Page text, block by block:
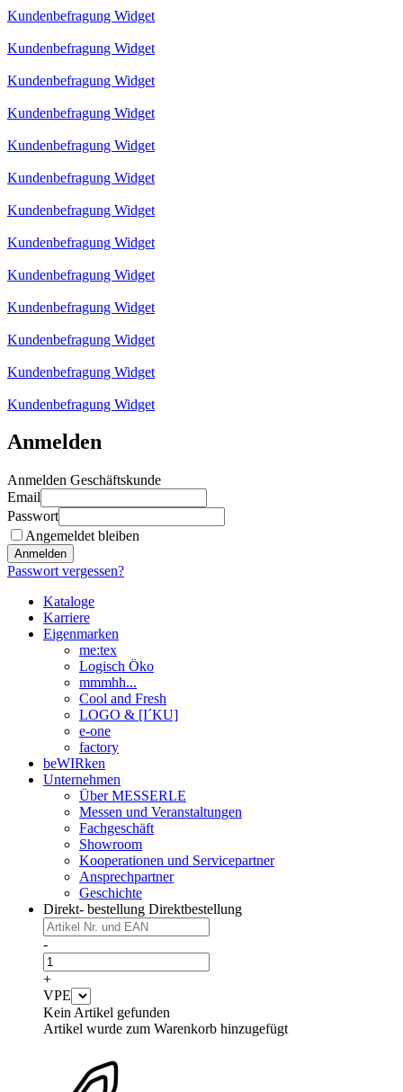
Kundenbefragung Widget
Kundenbefragung Widget
Kundenbefragung Widget
Kundenbefragung Widget
Kundenbefragung Widget
Kundenbefragung Widget
Kundenbefragung Widget
Kundenbefragung Widget
Kundenbefragung Widget
Kundenbefragung Widget
Kundenbefragung Widget
Kundenbefragung Widget
Kundenbefragung Widget
Anmelden
Anmelden Geschäftskunde
Email
Passwort
Angemeldet bleiben
Anmelden
Passwort vergessen?
Kataloge
Karriere
Eigenmarken
me:tex
Logisch Öko
mmmhh...
Cool and Fresh
LOGO & [I´KU]
e-one
factory
beWIRken
Unternehmen
Über MESSERLE
Messen und Veranstaltungen
Fachgeschäft
Showroom
Kooperationen und Servicepartner
Ansprechpartner
Geschichte
Direkt- bestellung Direktbestellung
-
+
VPE
Kein Artikel gefunden
Artikel wurde zum Warenkorb hinzugefügt